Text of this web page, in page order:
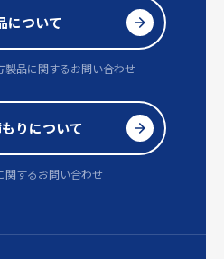
について
製品に関するお問い合わせ
りについて
関するお問い合わせ